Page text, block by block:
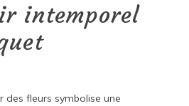
intemporel
des fleurs symbolise une